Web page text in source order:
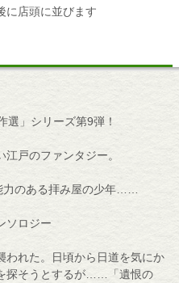
に店頭に並びます
」シリーズ第9弾！
戸のファンタジー。
力のある拝み屋の少年……
ソロジー
れた。日頃から日道を気にか
探そうとするが……「遺恨の